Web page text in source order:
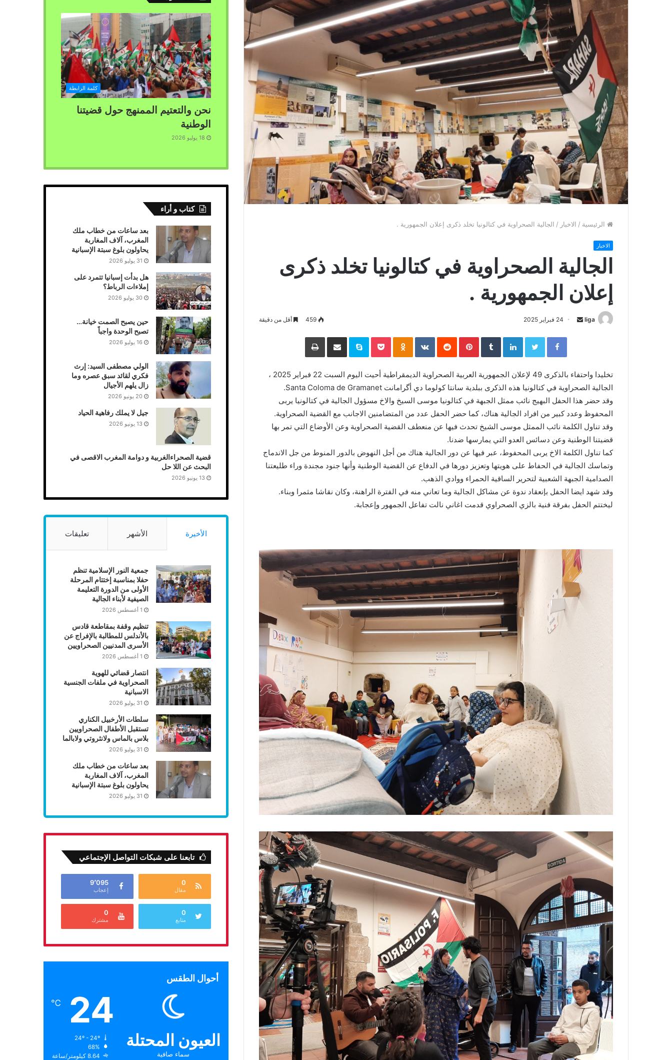
الرئيسية / الاخبار / الجالية الصحراوية في كتالونيا تخلد ذكرى إعلان الجمهورية .
الاخبار
الجالية الصحراوية في كتالونيا تخلد ذكرى
إعلان الجمهورية .
liga
n
e
m
a
i
l
24 فبراير 2025 459 أقل من دقيقة
Facebook
Twitter
LinkedIn
‏Tumblr
Pinterest
‏Reddit
‏VKontakte
Pocket
Skype مشاركة عبر البريد
تخليدا واحتفاء بالذكرى 49 لإعلان الجمهورية العربية الصحراوية الديمقراطية أحيت اليوم السبت 22 فبراير 2025 ،
الجالية الصحراوية في كتالونيا هذه الذكرى ببلدية سانتا كولوما دي أگرامانت Santa Coloma de Gramanet.
وقد حضر هذا الحفل البهيج نائب ممثل الجبهة في كتالونيا موسى السيخ والاخ مسؤول الجالية في كتالونيا يربى
المحفوظ وعدد كبير من افراد الجالية هناك، كما حضر الحفل عدد من المتضامنين الاجانب مع القضية الصحراوية.
وقد تناول الكلمة نائب الممثل موسى الشيخ تحدث فيها عن منعطف القضية الصحراوية وعن الأوضاع التي تمر بها
قضيتنا الوطنية وعن دسائس العدو التي يمارسها ضدنا.
كما تناول الكلمة الاخ يربى المحفوط، عبر فيها عن دور الجالية هناك من أجل النهوض بالدور المنوط من جل الاندماج
وتماسك الجالية في الحفاط على هويتها وتعزيز دورها في الدفاع عن القضية الوطنية وأنها جنود مجندة وراء طليعتنا
الصدامية الجبهة الشعبية لتحرير الساقية الحمراء ووادي الذهب.
وقد شهد ايضا الحفل بإنعقاد ندوة عن مشاكل الجالية وما تعاني منه في الفترة الراهنة، وكان نقاشا مثمرا وبناء.
ليختتم الحفل بفرقة فنية بالزي الصحراوي قدمت اغاني نالت تفاعل الجمهور وإعجابة.
كلمة الرابطة
نحن والتعتيم الممنهج حول قضيتنا
الوطنية
18 يوليو 2026
كتاب و أراء
بعد ساعات من خطاب ملك
المغرب، آلاف المغاربة
يحاولون بلوغ سبتة الإسبانية
31 يوليو 2026
هل بدأت إسبانيا تتمرد على
إملاءات الرباط؟
30 يوليو 2026
حين يصبح الصمت خيانة…
تصبح الوحدة واجباً
16 يوليو 2026
الولي مصطفى السيد: إرث
فكري لقائد سبق عصره وما
زال يلهم الأجيال
20 يونيو 2026
جيل لا يملك رفاهية الحياد
13 يونيو 2026
قضية الصحراءالغربية و دوامة المغرب الاقصى في
البحث عن اللا حل
13 يونيو 2026
الأخيرة الأشهر تعليقات
جمعية النور الإسلامية تنظم
حفلا بمناسبة إختتام المرحلة
الأولى من الدورة التعليمة
الصيفية لأبناء الجالية
1 أغسطس 2026
تنظيم وقفة بمقاطعة قادس
بالأندلس للمطالبة بالإفراج عن
الأسرى المدنيين الصحراويين
1 أغسطس 2026
انتصار قضائي للهوية
الصحراوية في ملفات الجنسية
الاسبانية
31 يوليو 2026
سلطات الأرخبيل الكناري
تستقبل الأطفال الصحراويين
بلاس بالماس ولانثروتي ولابالما
31 يوليو 2026
بعد ساعات من خطاب ملك
المغرب، آلاف المغاربة
يحاولون بلوغ سبتة الإسبانية
31 يوليو 2026
تابعنا على شبكات التواصل الإجتماعي
0
مقال
9٬095
إعجاب
0
متابع
0
مشترك
أحوال الطقس
العيون المحتلة
سماء صافية
24
℃
68%
8.64 كيلومتر/ساعة